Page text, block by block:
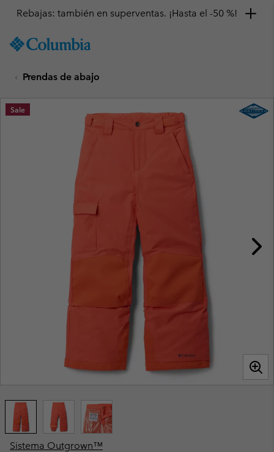
TO
SKIP
MAIN
NAV
Rebajas: también en superventas. ¡Hasta el -50 %!
Prendas de abajo
Sistema Outgrown™
Sale